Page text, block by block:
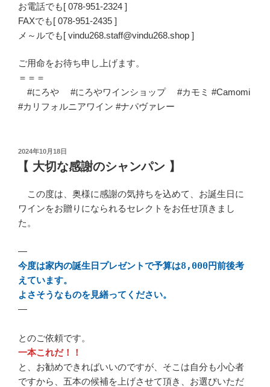
お電話でも[ 078-951-2324 ]
FAXでも[ 078-951-2435 ]
メ～ルでも[ vindu268.staff@vindu268.shop ]
ご用命をお待ち申し上げます。
＝＝＝
#にろや #にろやワインショップ #カモミ #Camomi
#カリフォルニアワイン #ナパヴァレー
投
日:
2024年10月18日
【 大切な感謝のシャンパン 】
この度は、奥様に感謝の気持ちを込めて、お誕生日に
ワインをお贈りになられるセレクトをお任せ頂きまし
た。
—
今度は家内の誕生日プレゼントで予算は8,000円前後考
えています。
よさそうなものを見繕ってください。
—
とのご依頼です。
一本これだ！！
と、お勧めできればいいのですが、そこは自分も小心者
ですから、五本の候補を上げさせて頂き、お選びいただ